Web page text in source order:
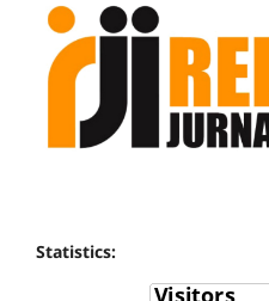
Statistics: